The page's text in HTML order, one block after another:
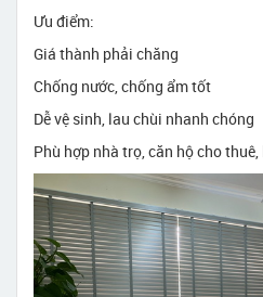
Ưu điểm:
Giá thành phải chăng
Chống nước, chống ẩm tốt
Dễ vệ sinh, lau chùi nhanh chóng
Phù hợp nhà trọ, căn hộ cho